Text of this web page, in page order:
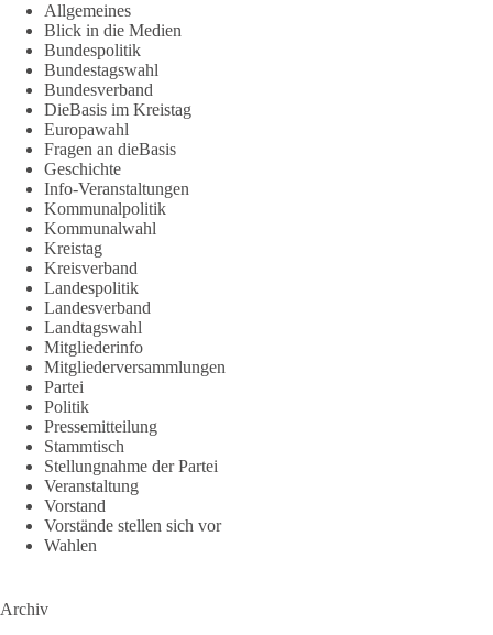
Allgemeines
Blick in die Medien
Bundespolitik
Bundestagswahl
Bundesverband
DieBasis im Kreistag
Europawahl
Fragen an dieBasis
Geschichte
Info-Veranstaltungen
Kommunalpolitik
Kommunalwahl
Kreistag
Kreisverband
Landespolitik
Landesverband
Landtagswahl
Mitgliederinfo
Mitgliederversammlungen
Partei
Politik
Pressemitteilung
Stammtisch
Stellungnahme der Partei
Veranstaltung
Vorstand
Vorstände stellen sich vor
Wahlen
Archiv